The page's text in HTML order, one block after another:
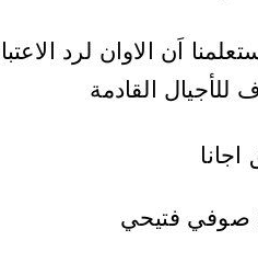
اَن الاوان لرد
للأجيال القادمة
اجانا
صوفي فتيحي